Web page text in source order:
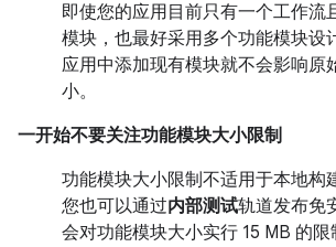
即使您的应用目前只有一个工作流
模块，也最好采用多个功能模块设
应用中添加现有模块就不会影响原
小。
一开始不要关注功能模块大小限制
功能模块大小限制不适用于本地构
您也可以通过内部测试轨道发布免
会对功能模块大小实行 15 MB 的限